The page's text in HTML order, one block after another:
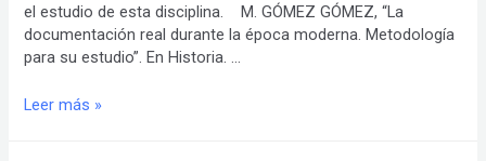
el estudio de esta disciplina. M. GÓMEZ GÓMEZ, “La
documentación real durante la época moderna. Metodología
para su estudio”. En Historia. …
La
Leer más »